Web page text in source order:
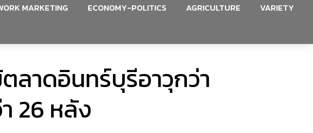
MARKETING ECONOMY-POLITICS AGRICULTURE
VARIETY
าดอินทร์บุรีอาวุกว่า
26 หลัง